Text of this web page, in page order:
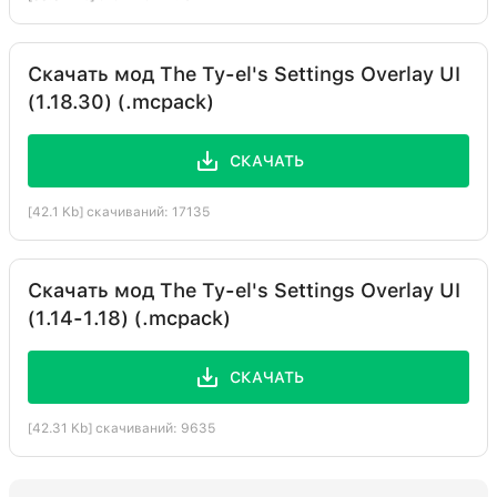
Скачать мод The Ty-el's Settings Overlay UI
(1.18.30) (.mcpack)
СКАЧАТЬ
[42.1 Kb] скачиваний: 17135
Скачать мод The Ty-el's Settings Overlay UI
(1.14-1.18) (.mcpack)
СКАЧАТЬ
[42.31 Kb] скачиваний: 9635